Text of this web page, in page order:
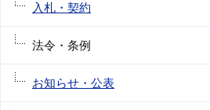
入札・契約
法令・条例
お知らせ・公表